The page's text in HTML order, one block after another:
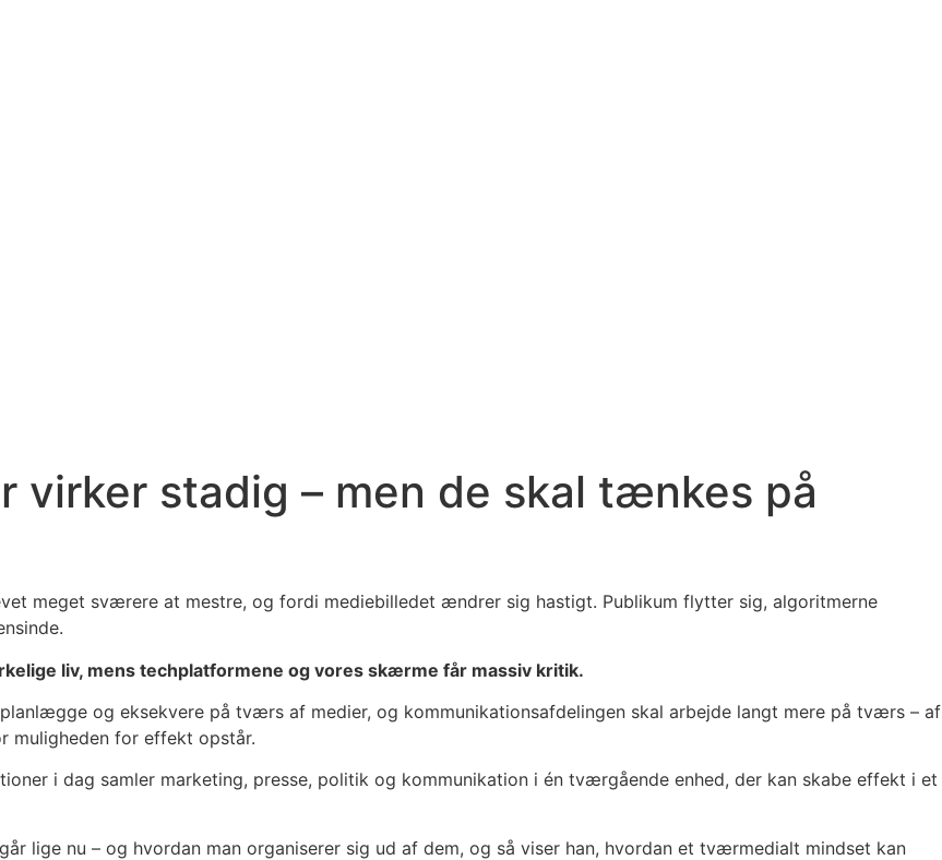
virker stadig – men de skal tænkes på
meget sværere at mestre, og fordi mediebilledet ændrer sig hastigt. Publikum flytter sig, algoritmerne
liv, mens techplatformene og vores skærme får massiv kritik.
og eksekvere på tværs af medier, og kommunikationsafdelingen skal arbejde langt mere på tværs – af
muligheden for effekt opstår.
i dag samler marketing, presse, politik og kommunikation i én tværgående enhed, der kan skabe effekt i et
lige nu – og hvordan man organiserer sig ud af dem, og så viser han, hvordan et tværmedialt mindset kan